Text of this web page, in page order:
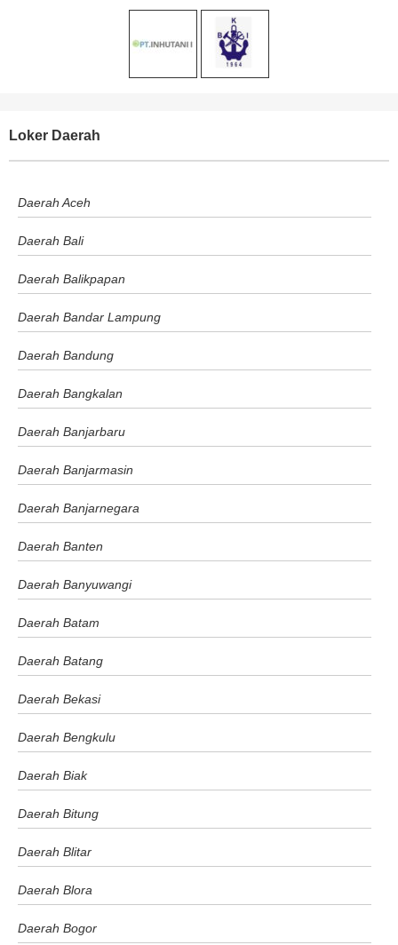
Loker Daerah
Daerah Aceh
Daerah Bali
Daerah Balikpapan
Daerah Bandar Lampung
Daerah Bandung
Daerah Bangkalan
Daerah Banjarbaru
Daerah Banjarmasin
Daerah Banjarnegara
Daerah Banten
Daerah Banyuwangi
Daerah Batam
Daerah Batang
Daerah Bekasi
Daerah Bengkulu
Daerah Biak
Daerah Bitung
Daerah Blitar
Daerah Blora
Daerah Bogor